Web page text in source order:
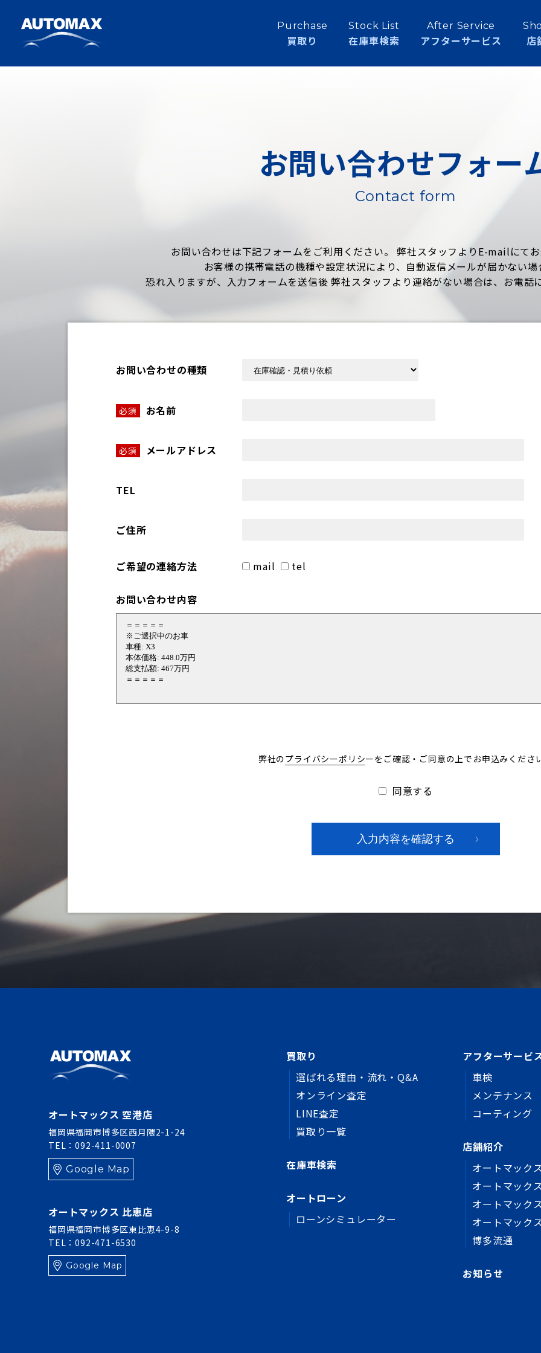
Purchase
買取り
Stock List
在庫車検索
After Service
アフターサービス 店
お問い合わせフォー
Contact form
お問い合わせは下記フォームをご利用ください。 弊社スタッフよりE-mailにて
お客様の携帯電話の機種や設定状況により、自動返信メールが届かない
恐れ入りますが、入力フォームを送信後 弊社スタッフより連絡がない場合は、お電話
お問い合わせの種類
必須 お名前
必須 メールアドレス
TEL
ご住所
ご希望の連絡方法 mail tel
お問い合わせ内容
弊社のプライバシーポリシーを ご確認・ご同意の上でお申込みくださ
同意する
オートマックス 空港店
福岡県福岡市博多区西月隈2-1-24
TEL：092-411-0007
Google Map
オートマックス 比恵店
福岡県福岡市博多区東比恵4-9-8
TEL：092-471-6530
Google Map
買取り
選ばれる理由・流れ・Q&A
オンライン査定
LINE査定
買取り一覧
在庫車検索
オートローン
ローンシミュレーター
アフターサービ
車検
メンテナンス
コーティング
店舗紹介
オートマック
オートマック
オートマック
オートマック
博多流通
お知らせ